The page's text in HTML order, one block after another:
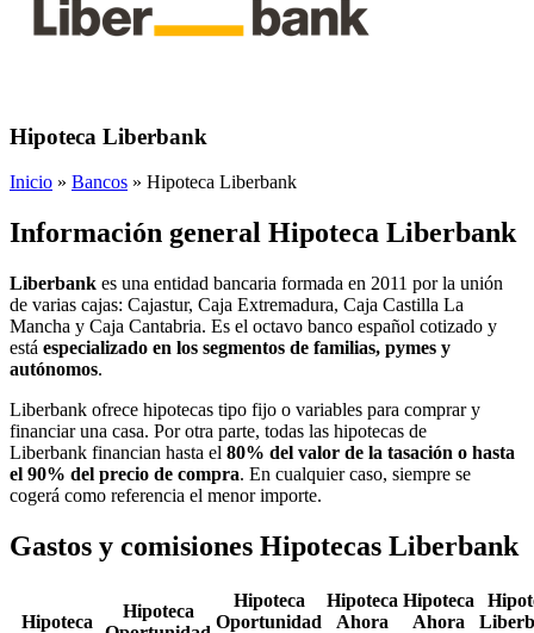
Hipoteca Liberbank
Inicio » Bancos » Hipoteca Liberbank
Información general Hipoteca Liberbank
Liberbank es una entidad bancaria formada en 2011 por la unión
de varias cajas: Cajastur, Caja Extremadura, Caja Castilla La
Mancha y Caja Cantabria. Es el octavo banco español cotizado y
está especializado en los segmentos de familias, pymes y
autónomos.
Liberbank ofrece hipotecas tipo fijo o variables para comprar y
financiar una casa. Por otra parte, todas las hipotecas de
Liberbank financian hasta el 80% del valor de la tasación o hasta
el 90% del precio de compra. En cualquier caso, siempre se
cogerá como referencia el menor importe.
Gastos y comisiones Hipotecas Liberbank
Hipoteca
Hipoteca
Hipoteca
Oportunidad
Hipoteca
Ahora
Hipoteca
Ahora